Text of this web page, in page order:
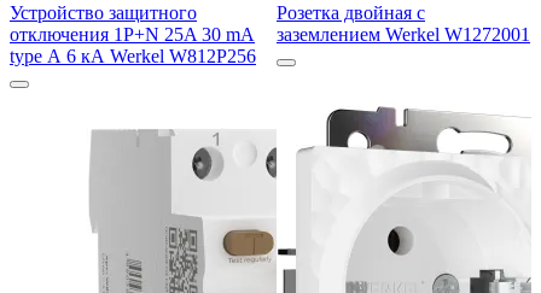
Устройство защитного
отключения 1P+N 25A 30 mA
type А 6 кА Werkel W812P256
Розетка двойная с
заземлением Werkel W1272001